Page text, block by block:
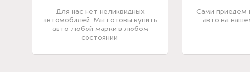
Для нас нет неликвидных
автомобилей. Мы готовы купить
авто любой марки в любом
состоянии.
Сами приедем
авто на